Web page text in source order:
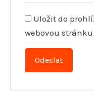
Uložit do
webovou